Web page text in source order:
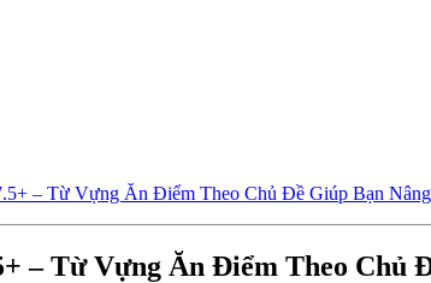
– Từ Vựng Ăn Điểm Theo Chủ Đề Giúp Bạn Nâng
Từ Vựng Ăn Điểm Theo Chủ